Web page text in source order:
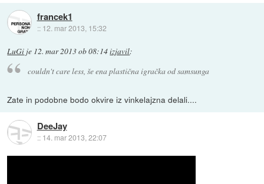
francek1
:: 12. mar 2013, 15:32
LuGi je 12. mar 2013 ob 08:14izjavil:
couldn't care less, še ena plastična igračka od samsunga
Zate in podobne bodo okvire iz vinkelajzna delali....
DeeJay
:: 14. mar 2013, 22:07